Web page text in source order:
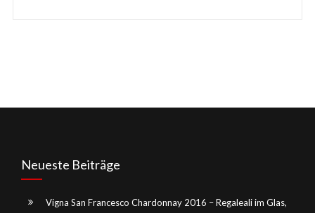
Neueste Beiträge
Vigna San Francesco Chardonnay 2016 – Regaleali im Glas,